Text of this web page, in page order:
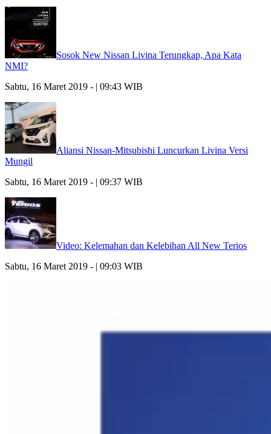
Sosok New Nissan Livina Terungkap, Apa Kata
NMI?
Sabtu, 16 Maret 2019 - | 09:43 WIB
Aliansi Nissan-Mitsubishi Luncurkan Livina Versi
Mungil
Sabtu, 16 Maret 2019 - | 09:37 WIB
Video: Kelemahan dan Kelebihan All New Terios
Sabtu, 16 Maret 2019 - | 09:03 WIB